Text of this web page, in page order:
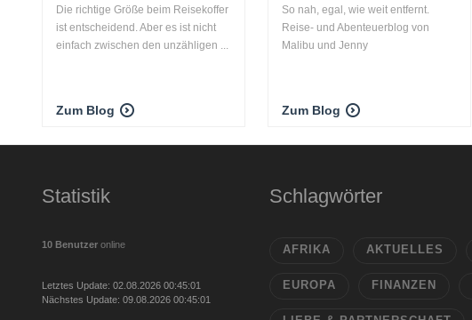
Die richtige Größe beim Reisekoffer
ist entscheidend. Aber es ist nicht
einfach zwischen den unzähligen ...
Zum Blog
So nah, egal, wie weit entfernt.
Reise- und Abenteuerblog von
Malibu und Jenny
Zum Blog
Statistik
10 Benutzer online
Letztes Update: 02.08.2026 00:45:01
Nächstes Update: 09.08.2026 00:45:01
Schlagwörter
AFRIKA AKTUELLES
EUROPA FINANZEN